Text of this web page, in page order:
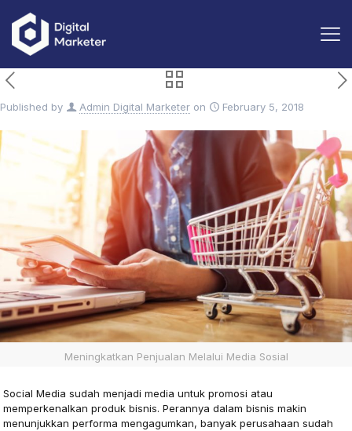
Published by Admin Digital Marketer on February 5, 2018
Meningkatkan Penjualan Melalui Media Sosial
Social Media sudah menjadi media untuk promosi atau
memperkenalkan produk bisnis. Perannya dalam bisnis makin
menunjukkan performa mengagumkan, banyak perusahaan sudah